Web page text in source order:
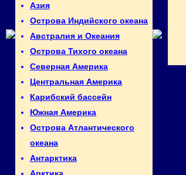
Азия
Острова Индийского океана
Австралия и Океания
Острова Тихого океана
Северная Америка
Центральная Америка
Карибский бассейн
Южная Америка
Острова Атлантического
океана
Антарктика